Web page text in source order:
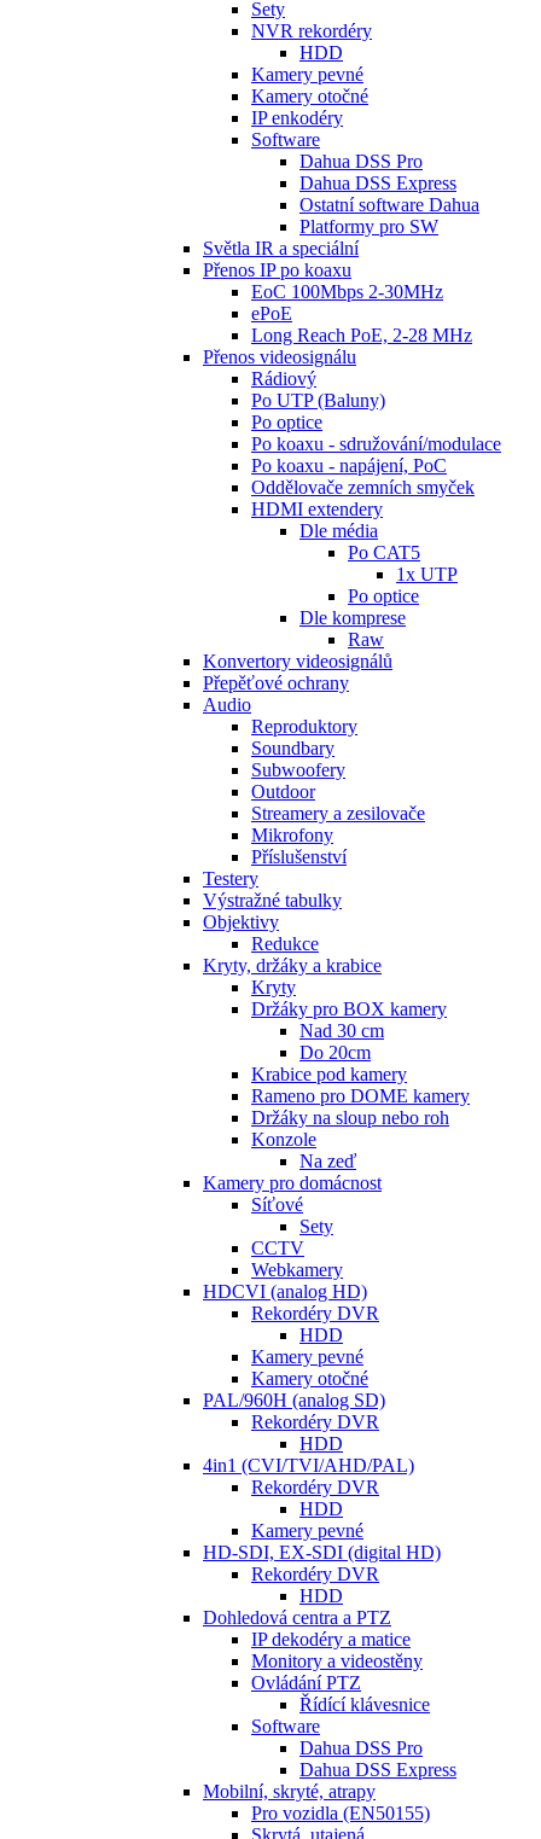
Sety
NVR rekordéry
HDD
Kamery pevné
Kamery otočné
IP enkodéry
Software
Dahua DSS Pro
Dahua DSS Express
Ostatní software Dahua
Platformy pro SW
Světla IR a speciální
Přenos IP po koaxu
EoC 100Mbps 2-30MHz
ePoE
Long Reach PoE, 2-28 MHz
Přenos videosignálu
Rádiový
Po UTP (Baluny)
Po optice
Po koaxu - sdružování/modulace
Po koaxu - napájení, PoC
Oddělovače zemních smyček
HDMI extendery
Dle média
Po CAT5
1x UTP
Po optice
Dle komprese
Raw
Konvertory videosignálů
Přepěťové ochrany
Audio
Reproduktory
Soundbary
Subwoofery
Outdoor
Streamery a zesilovače
Mikrofony
Příslušenství
Testery
Výstražné tabulky
Objektivy
Redukce
Kryty, držáky a krabice
Kryty
Držáky pro BOX kamery
Nad 30 cm
Do 20cm
Krabice pod kamery
Rameno pro DOME kamery
Držáky na sloup nebo roh
Konzole
Na zeď
Kamery pro domácnost
Síťové
Sety
CCTV
Webkamery
HDCVI (analog HD)
Rekordéry DVR
HDD
Kamery pevné
Kamery otočné
PAL/960H (analog SD)
Rekordéry DVR
HDD
4in1 (CVI/TVI/AHD/PAL)
Rekordéry DVR
HDD
Kamery pevné
HD-SDI, EX-SDI (digital HD)
Rekordéry DVR
HDD
Dohledová centra a PTZ
IP dekodéry a matice
Monitory a videostěny
Ovládání PTZ
Řídící klávesnice
Software
Dahua DSS Pro
Dahua DSS Express
Mobilní, skryté, atrapy
Pro vozidla (EN50155)